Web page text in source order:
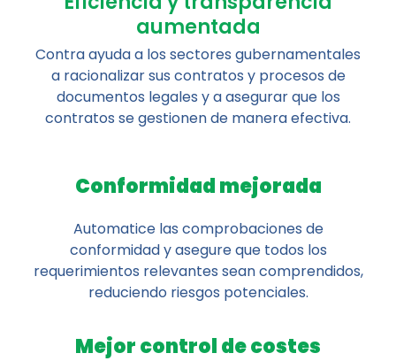
aumentada
Contra ayuda a los sectores gubernamentales
a racionalizar sus contratos y procesos de
documentos legales y a asegurar que los
contratos se gestionen de manera efectiva.
Conformidad mejorada
Automatice las comprobaciones de
conformidad y asegure que todos los
requerimientos relevantes sean comprendidos,
reduciendo riesgos potenciales.
Mejor control de costes